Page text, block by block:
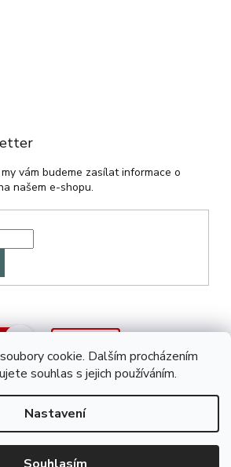
cookie. Dalším procházením
souhlas s jejich používáním.
Nastavení
vám budeme zasílat informace o
našem e-shopu.
Vytvořil Shoptet